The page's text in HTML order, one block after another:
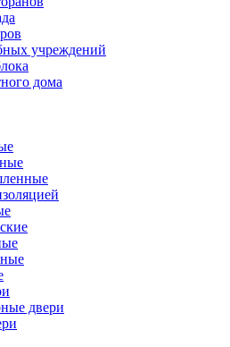
учреждений
дома
двери